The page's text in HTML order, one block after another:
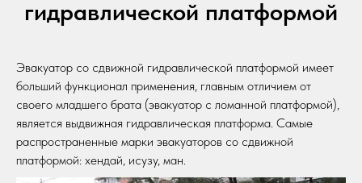
гидравлической платформой
Эвакуатор со сдвижной гидравлической платформой имеет
больший функционал применения, главным отличием от
своего младшего брата (эвакуатор с ломанной платформой),
является выдвижная гидравлическая платформа. Самые
распространенные марки эвакуаторов со сдвижной
платформой: хендай, исузу, ман.